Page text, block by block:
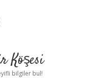
Köşesi
bilgiler bul!